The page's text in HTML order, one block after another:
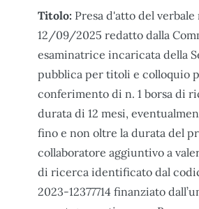
Titolo: Presa d'atto del verbale
12/09/2025 redatto dalla
esaminatrice incaricata della
pubblica per titoli e colloquio
conferimento di n. 1 borsa di
durata di 12 mesi,
fino e non oltre la durata del
collaboratore aggiuntivo a
di ricerca identificato dal
2023-12377714 finanziato